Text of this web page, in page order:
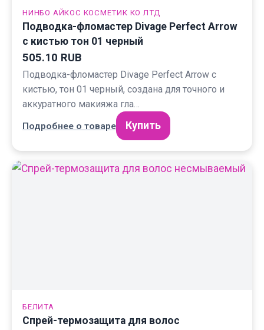
НИНБО АЙКОС КОСМЕТИК КО ЛТД
Подводка-фломастер Divage Perfect Arrow
с кистью тон 01 черный
505.10 RUB
Подводка-фломастер Divage Perfect Arrow с
кистью, тон 01 черный, создана для точного и
аккуратного макияжа гла…
Подробнее о товаре Купить
БЕЛИТА
Спрей-термозащита для волос